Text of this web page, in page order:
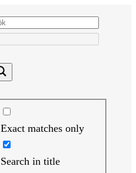
Exact matches only
Search in title